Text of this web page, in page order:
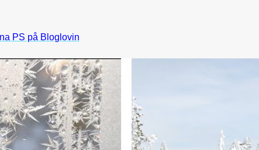
PS på Bloglovin